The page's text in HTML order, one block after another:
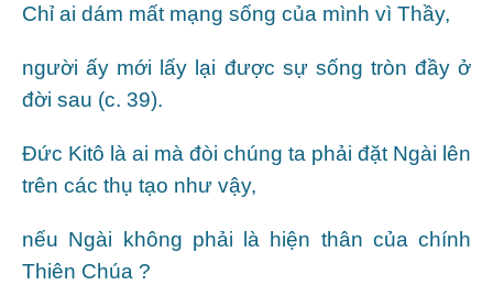
Chỉ ai dám mất mạng sống của mình vì Thầy,
người ấy mới lấy lại được sự sống tròn đầy ở
đời sau (c. 39).
Đức Kitô là ai mà đòi chúng ta phải đặt Ngài lên
trên các thụ tạo như vậy,
nếu Ngài không phải là hiện thân của chính
Thiên Chúa ?